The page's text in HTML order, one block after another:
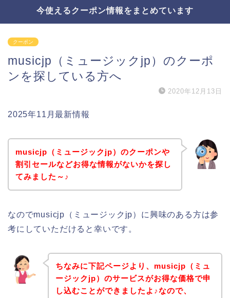
今使えるクーポン情報をまとめています
クーポン
musicjp（ミュージックjp）のクーポ
ンを探している方へ
2020年12月13日
2025年11月最新情報
musicjp（ミュージックjp）のクーポンや
割引セールなどお得な情報がないかを探し
てみました～♪
なのでmusicjp（ミュージックjp）に興味のある方は参
考にしていただけると幸いです。
ちなみに下記ページより、musicjp（ミュ
ージックjp）のサービスがお得な価格で申
し込むことができましたよ♪なので、